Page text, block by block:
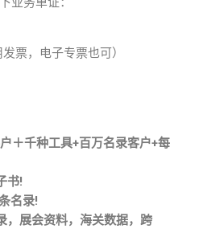
票，电子专票也可）
＋千种工具+百万名录客户+每
书!
名录!
，展会资料，海关数据，跨